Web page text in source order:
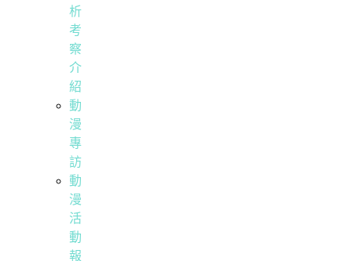
析
考
察
介
紹
動
漫
專
訪
動
漫
活
動
報